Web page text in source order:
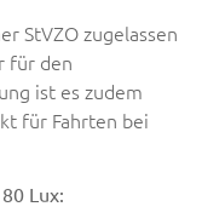
StVZO zugelassen
für den
ist es zudem
für Fahrten bei
Lux: